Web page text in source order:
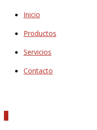
Inicio
Productos
Servicios
Contacto